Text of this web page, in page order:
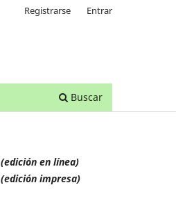
Buscar
Registrarse Entrar
(edición en línea)
(edición impresa)